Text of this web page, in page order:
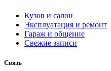
Кузов и салон
Эксплуатация и ремонт
Гараж и общение
Свежие записи
Связь